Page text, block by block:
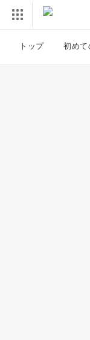
トップ 初め